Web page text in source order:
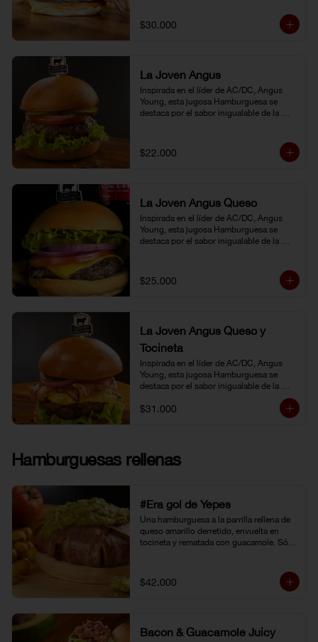
usted elija. Armela como quiera.
$30.000
La Joven Angus
Inspirada en el líder de AC/DC, Angus
Young, esta jugosa Hamburguesa se
destaca por el sabor inigualable de la
$22.000
La Joven Angus Queso
Inspirada en el líder de AC/DC, Angus
Young, esta jugosa Hamburguesa se
destaca por el sabor inigualable de la
$25.000
La Joven Angus Queso y
Tocineta
Inspirada en el líder de AC/DC, Angus
Young, esta jugosa Hamburguesa se
destaca por el sabor inigualable de la
$31.000
Hamburguesas rellenas
#Era gol de Yepes
Una hamburguesa a la parrilla rellena de
queso amarillo derretido, envuelta en
tocineta y rematada con guacamole. Sólo
porque definitivamente…
#EraGolDeYepes!
$42.000
Bacon & Guacamole Juicy